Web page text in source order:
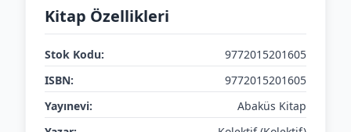
Kitap Özellikleri
Stok Kodu:
9772015201605
ISBN:
9772015201605
Yayınevi:
Abaküs Kitap